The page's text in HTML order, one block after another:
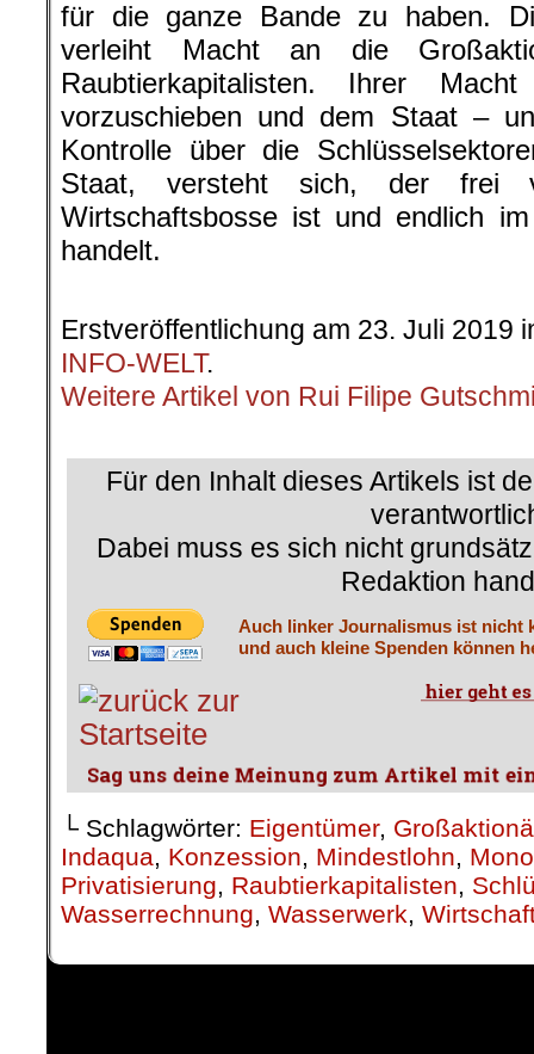
für die ganze Bande zu haben.
verleiht Macht an die
Raubtierkapitalisten. Ihrer
vorzuschieben und dem Staat –
Kontrolle über die
Staat, versteht sich, der frei
Wirtschaftsbosse ist und endlich
handelt.
Erstveröffentlichung am 23. Juli 2019
INFO-WELT.
Weitere Artikel von Rui Filipe
Für den Inhalt dieses Artikels ist
Dabei muss es sich nicht
Redaktion
Auch linker Journalismus ist nicht
und auch kleine Spenden können
└ Schlagwörter: Eigentümer,
Indaqua
Konzession Mindestlohn
Privatisierung
Raubtierkapitalisten
Wasserrechnung Wasserwerk